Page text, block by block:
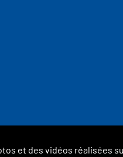
et des vidéos réalisées